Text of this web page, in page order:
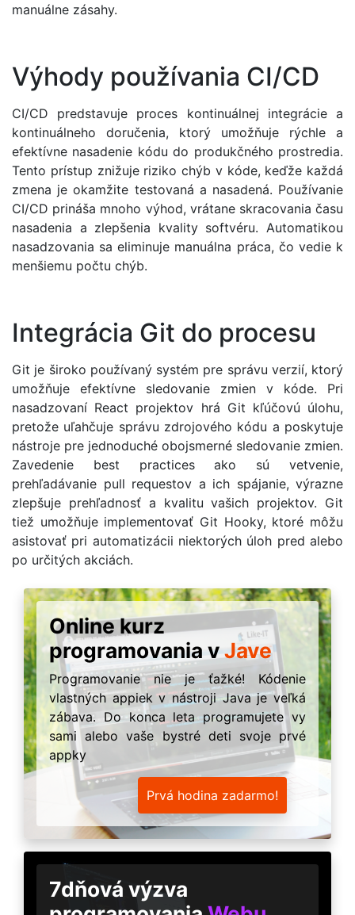
manuálne zásahy.
Výhody používania CI/CD
CI/CD predstavuje proces kontinuálnej integrácie a
kontinuálneho doručenia, ktorý umožňuje rýchle a
efektívne nasadenie kódu do produkčného prostredia.
Tento prístup znižuje riziko chýb v kóde, keďže každá
zmena je okamžite testovaná a nasadená. Používanie
CI/CD prináša mnoho výhod, vrátane skracovania času
nasadenia a zlepšenia kvality softvéru. Automatikou
nasadzovania sa eliminuje manuálna práca, čo vedie k
menšiemu počtu chýb.
Integrácia Git do procesu
Git je široko používaný systém pre správu verzií, ktorý
umožňuje efektívne sledovanie zmien v kóde. Pri
nasadzovaní React projektov hrá Git kľúčovú úlohu,
pretože uľahčuje správu zdrojového kódu a poskytuje
nástroje pre jednoduché obojsmerné sledovanie zmien.
Zavedenie best practices ako sú vetvenie,
prehľadávanie pull requestov a ich spájanie, výrazne
zlepšuje prehľadnosť a kvalitu vašich projektov. Git
tiež umožňuje implementovať Git Hooky, ktoré môžu
asistovať pri automatizácii niektorých úloh pred alebo
po určitých akciách.
Online kurz
programovania vJave
Programovanie nie je ťažké! Kódenie
vlastných appiek v nástroji Java je veľká
zábava. Do konca leta programujete vy
sami alebo vaše bystré deti svoje prvé
appky
Prvá hodina zadarmo!
7dňová výzva